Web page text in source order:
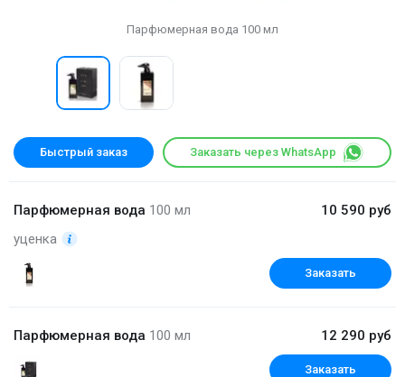
Парфюмерная вода 100 мл
Быстрый заказ Заказать через WhatsApp
Парфюмерная вода 100 мл
уценка
10 590 руб
Заказать
Парфюмерная вода 100 мл 12 290 руб
Заказать